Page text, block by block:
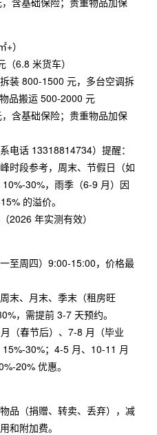
）
6.8 米货车）
装 800-1500 元，多台空调拆
品搬运 500-2000 元
含基础保险；贵重物品加保
电话 13318814734）提醒：
时段参考，周末、节假日（如
30%，雨季（6-9 月）因
的溢价。
2026 年实测有效）
至周四）9:00-15:00，价格最
末、月末、季末（租房旺
，需提前 3-7 天预约。
（春节后）、7-8 月（毕业
30%；4-5 月、10-11 月
20% 优惠。
品（捐赠、转卖、丢弃），减
和附加费。